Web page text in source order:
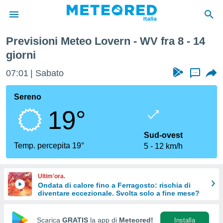
di
per
di
Web
le
Previsioni Meteo Lovern - WV fra 8 - 14
giorni
07:01 Sabato ...
Sereno
19°
Temp. percepita 19°
Sud-ovest
5
12 km/h
Ultim'ora.
Ondata di calore fino a Ferragosto: rischia di
diventare eccezionale. Svolta solo a fine mese?
Scarica GRATIS la app di Meteored! Installa